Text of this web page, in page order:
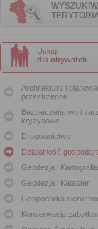
Usługi
dla obywateli
Architektura i
przestrzenne
Bezpieczeństwo i
kryzysowe
Drogownictwo
Działalność
Geodezja i Kartografia
Geodezja i Kataster
Gospodarka
Konserwacja